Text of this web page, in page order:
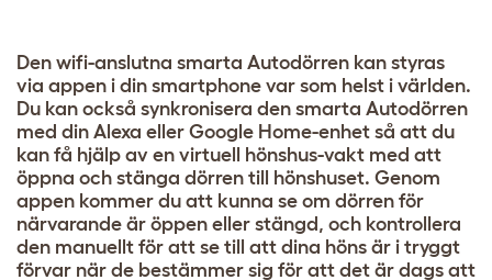
Den wifi-anslutna smarta Autodörren kan styras
via appen i din smartphone var som helst i världen.
Du kan också synkronisera den smarta Autodörren
med din Alexa eller Google Home-enhet så att du
kan få hjälp av en virtuell hönshus-vakt med att
öppna och stänga dörren till hönshuset. Genom
appen kommer du att kunna se om dörren för
närvarande är öppen eller stängd, och kontrollera
den manuellt för att se till att dina höns är i tryggt
förvar när de bestämmer sig för att det är dags att